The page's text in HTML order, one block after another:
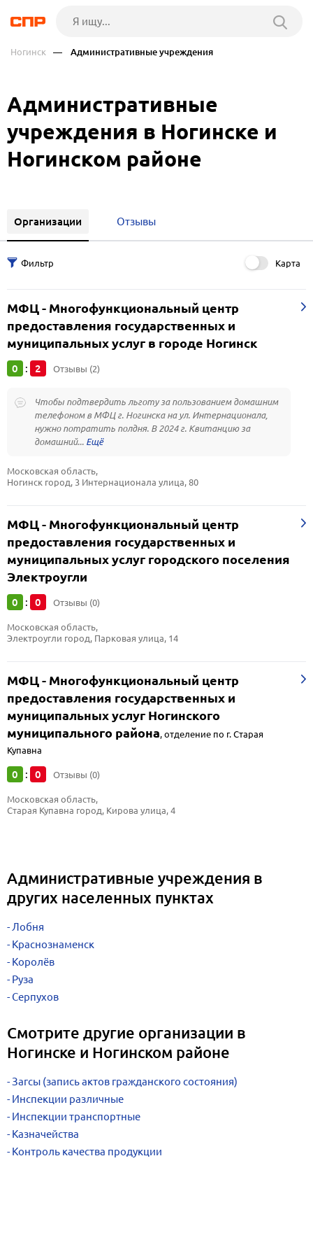
Ногинск — Административные учреждения
Административные
учреждения в Ногинске и
Ногинском районе
Организации Отзывы
Карта
МФЦ - Многофункциональный центр
предоставления государственных и
муниципальных услуг в городе Ногинск
0 : 2 Отзывы (2)
Чтобы подтвердить льготу за пользованием домашним
телефоном в МФЦ г. Ногинска на ул. Интернационала,
нужно потратить полдня. В 2024 г. Квитанцию за
домашний...
Московская область,
Ногинск город, 3 Интернационала улица, 80
МФЦ - Многофункциональный центр
предоставления государственных и
муниципальных услуг городского поселения
Электроугли
0 : 0 Отзывы (0)
Московская область,
Электроугли город, Парковая улица, 14
МФЦ - Многофункциональный центр
предоставления государственных и
муниципальных услуг Ногинского
муниципального района,отделение по г. Старая
Купавна
0 : 0 Отзывы (0)
Московская область,
Старая Купавна город, Кирова улица, 4
Административные учреждения в
других населенных пунктах
Лобня
Краснознаменск
Королёв
Руза
Серпухов
Смотрите другие организации в
Ногинске и Ногинском районе
Загсы (запись актов гражданского состояния)
Инспекции различные
Инспекции транспортные
Казначейства
Контроль качества продукции